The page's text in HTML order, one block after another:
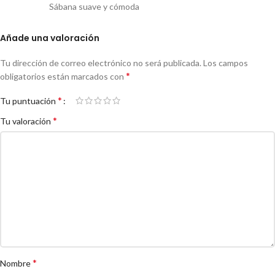
Sábana suave y cómoda
Añade una valoración
Tu dirección de correo electrónico no será publicada. Los campos
obligatorios están marcados con *
Tu puntuación *
Tu valoración *
Nombre*